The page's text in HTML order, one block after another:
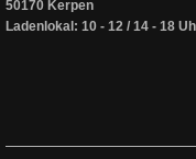
50170 Kerpen
Ladenlokal: 10 - 12 / 14 - 18